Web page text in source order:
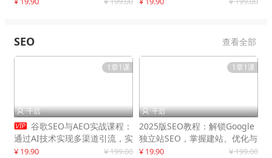
SEO 查看全部
1章1课
 千启
 谷歌SEO与AEO实战课程：
通过AI技术实现多渠道引流，实
现网站流量增长300%
¥ 19.90 ¥ 199.00
1章1课
 千启
2025版SEO教程：解锁Google
独立站SEO，掌握建站、优化与
变现技巧
¥ 19.90 ¥ 199.00